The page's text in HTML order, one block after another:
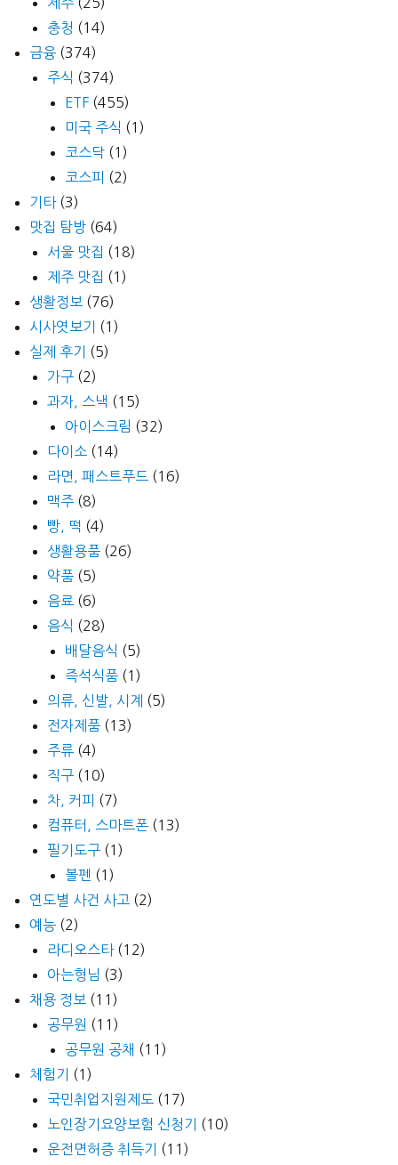
충청 (14)
금융 (374)
주식 (374)
ETF (455)
미국 주식 (1)
코스닥 (1)
코스피 (2)
기타(3)
맛집 탐방 (64)
서울 맛집 (18)
제주 맛집 (1)
생활정보 (76)
시사엿보기
(1)
실제 후기
(5)
가구 (2)
과자, 스낵 (15)
아이스크림 (32)
다이소 (14)
라면, 패스트푸드 (16)
맥주 (8)
빵, 떡 (4)
생활용품 (26)
약품 (5)
음료 (6)
음식 (28)
배달음식 (5)
즉석식품 (1)
의류, 신발, 시계 (5)
전자제품 (13)
주류 (4)
직구 (10)
차, 커피 (7)
컴퓨터, 스마트폰 (13)
필기도구 (1)
볼펜 (1)
연도별 사건 사고 (2)
예능 (2)
라디오스타(12)
아는형님 (3)
채용 정보 (11)
공무원 (11)
공무원 공채 (11)
체험기
(1)
국민취업지원제도 (17)
노인장기요양보험 신청기
(10)
운전면허증 취득기
(11)